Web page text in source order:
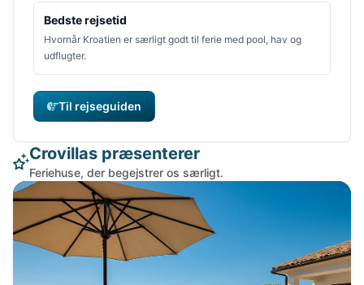
Bedste rejsetid
Hvornår Kroatien er særligt godt til ferie med pool, hav og
udflugter.
Til rejseguiden
Crovillas præsenterer
Feriehuse, der begejstrer os særligt.